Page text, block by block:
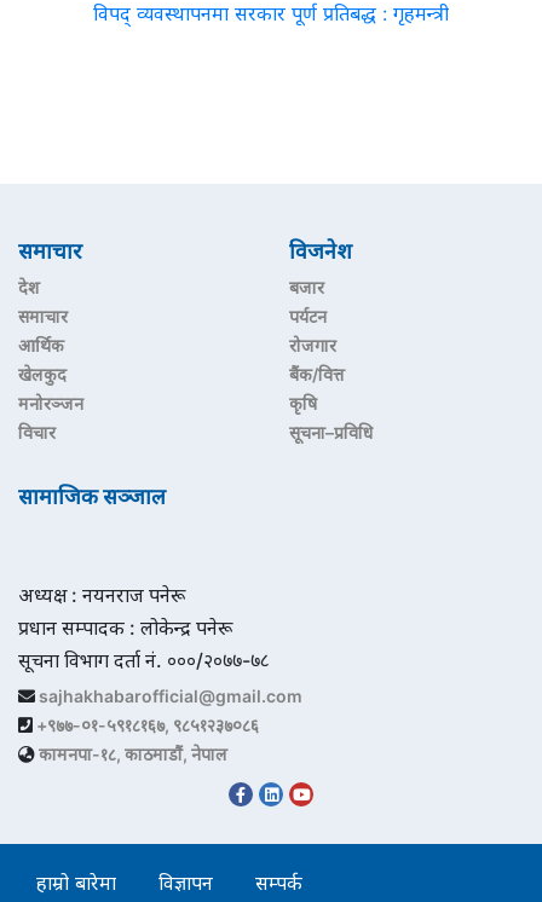
विपद् व्यवस्थापनमा सरकार पूर्ण प्रतिबद्ध : गृहमन्त्री
समाचार
देश
समाचार
आर्थिक
खेलकुद
मनोरञ्जन
विचार
विजनेश
बजार
पर्यटन
रोजगार
बैंक/वित्त
कृषि
सूचना–प्रविधि
सामाजिक सञ्जाल
अध्यक्ष : नयनराज पनेरू
प्रधान सम्पादक : लोकेन्द्र पनेरू
सूचना विभाग दर्ता नं. ०००/२०७७-७८
sajhakhabarofficial@gmail.com
+९७७-०१-५९१८१६७, ९८५१२३७०८६
कामनपा-१८, काठमाडौं, नेपाल
हाम्रो बारेमा विज्ञापन सम्पर्क